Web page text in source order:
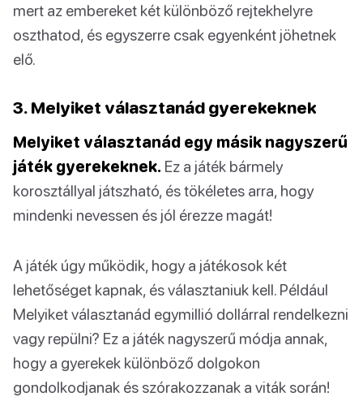
mert az embereket két különböző rejtekhelyre
oszthatod, és egyszerre csak egyenként jöhetnek
elő.
3. Melyiket választanád gyerekeknek
Melyiket választanád egy másik nagyszerű
játék gyerekeknek. Ez a játék bármely
korosztállyal játszható, és tökéletes arra, hogy
mindenki nevessen és jól érezze magát!
A játék úgy működik, hogy a játékosok két
lehetőséget kapnak, és választaniuk kell. Például
Melyiket választanád egymillió dollárral rendelkezni
vagy repülni? Ez a játék nagyszerű módja annak,
hogy a gyerekek különböző dolgokon
gondolkodjanak és szórakozzanak a viták során!